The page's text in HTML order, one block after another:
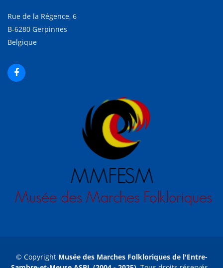
Rue de la Régence, 6
B-6280 Gerpinnes
Belgique
© Copyright Musée des Marches Folkloriques de l'Entre-